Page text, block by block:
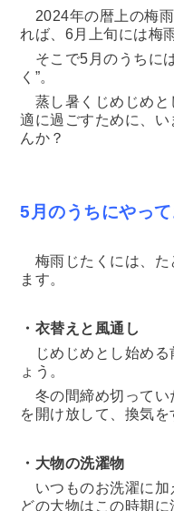
2024年の暦上の梅
れば、6月上旬には梅
そこで5月のうちに
く”。
蒸し暑くじめじめと
適に過ごすために、
んか？
5月のうちにやっ
梅雨じたくには、た
ます。
・衣替えと風通し
じめじめとし始める
ょう。
冬の間締め切ってい
を開け放して、換気を
・大物の洗濯物
いつものお洗濯に加
どの大物はこの時期